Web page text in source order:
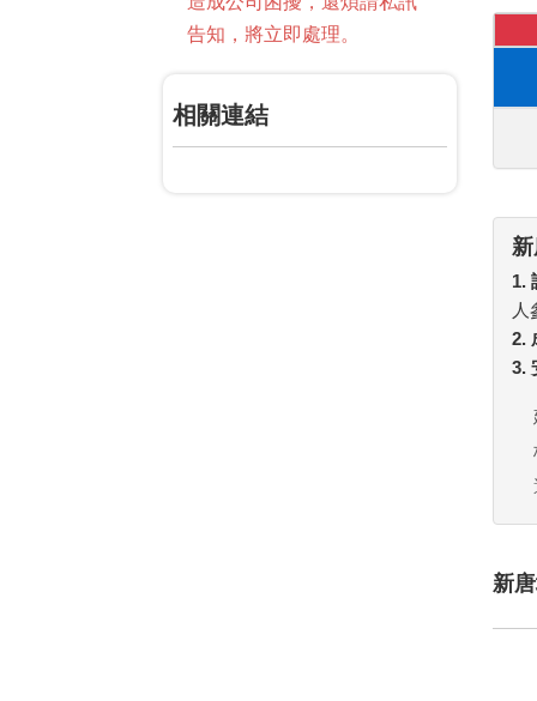
告知，將立即處理。
相關連結
1.
人
2.
3.
新